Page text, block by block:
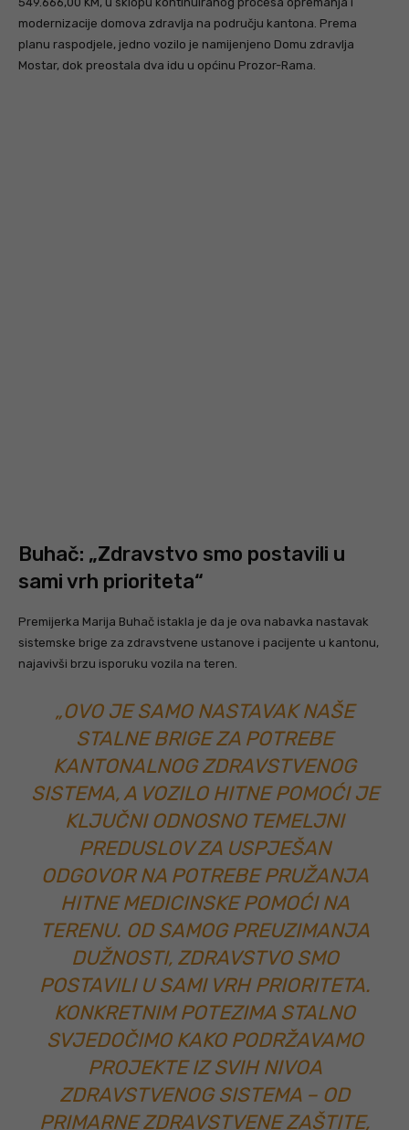
modernizacije domova zdravlja na području kantona. Prema
planu raspodjele, jedno vozilo je namijenjeno Domu zdravlja
Mostar, dok preostala dva idu u općinu Prozor-Rama.
Buhač: „Zdravstvo smo postavili u
sami vrh prioriteta“
Premijerka Marija Buhač istakla je da je ova nabavka nastavak
sistemske brige za zdravstvene ustanove i pacijente u kantonu,
najavivši brzu isporuku vozila na teren.
„OVO JE SAMO NASTAVAK NAŠE
STALNE BRIGE ZA POTREBE
KANTONALNOG ZDRAVSTVENOG
SISTEMA, A VOZILO HITNE POMOĆI JE
KLJUČNI ODNOSNO TEMELJNI
PREDUSLOV ZA USPJEŠAN
ODGOVOR NA POTREBE PRUŽANJA
HITNE MEDICINSKE POMOĆI NA
TERENU. OD SAMOG PREUZIMANJA
DUŽNOSTI, ZDRAVSTVO SMO
POSTAVILI U SAMI VRH PRIORITETA.
KONKRETNIM POTEZIMA STALNO
SVJEDOČIMO KAKO PODRŽAVAMO
PROJEKTE IZ SVIH NIVOA
ZDRAVSTVENOG SISTEMA – OD
PRIMARNE ZDRAVSTVENE ZAŠTITE,